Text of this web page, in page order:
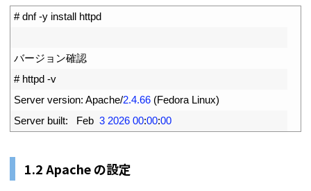
# dnf -y install httpd
バージョン確認
# httpd -v
Server version: Apache/2.4.66 (Fedora Linux)
Server built: Feb 3 2026 00:00:00
1.2 Apache の設定